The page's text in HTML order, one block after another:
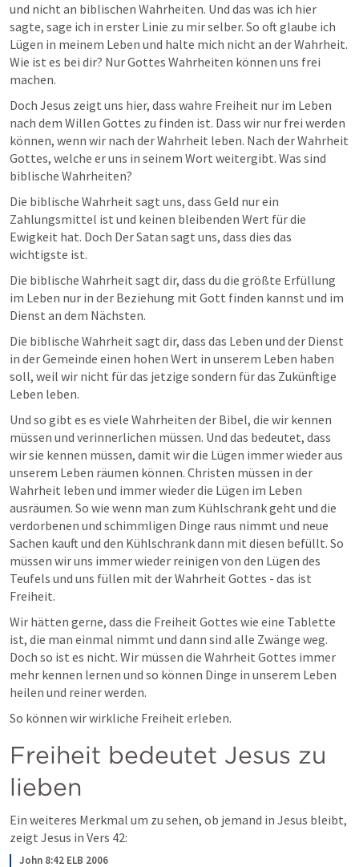
und nicht an biblischen Wahrheiten. Und das was ich hier
sagte, sage ich in erster Linie zu mir selber. So oft glaube ich
Lügen in meinem Leben und halte mich nicht an der Wahrheit.
Wie ist es bei dir? Nur Gottes Wahrheiten können uns frei
machen.
Doch Jesus zeigt uns hier, dass wahre Freiheit nur im Leben
nach dem Willen Gottes zu finden ist. Dass wir nur frei werden
können, wenn wir nach der Wahrheit leben. Nach der Wahrheit
Gottes, welche er uns in seinem Wort weitergibt. Was sind
biblische Wahrheiten?
Die biblische Wahrheit sagt uns, dass Geld nur ein
Zahlungsmittel ist und keinen bleibenden Wert für die
Ewigkeit hat. Doch Der Satan sagt uns, dass dies das
wichtigste ist.
Die biblische Wahrheit sagt dir, dass du die größte Erfüllung
im Leben nur in der Beziehung mit Gott finden kannst und im
Dienst an dem Nächsten.
Die biblische Wahrheit sagt dir, dass das Leben und der Dienst
in der Gemeinde einen hohen Wert in unserem Leben haben
soll, weil wir nicht für das jetzige sondern für das Zukünftige
Leben leben.
Und so gibt es es viele Wahrheiten der Bibel, die wir kennen
müssen und verinnerlichen müssen. Und das bedeutet, dass
wir sie kennen müssen, damit wir die Lügen immer wieder aus
unserem Leben räumen können. Christen müssen in der
Wahrheit leben und immer wieder die Lügen im Leben
ausräumen. So wie wenn man zum Kühlschrank geht und die
verdorbenen und schimmligen Dinge raus nimmt und neue
Sachen kauft und den Kühlschrank dann mit diesen befüllt. So
müssen wir uns immer wieder reinigen von den Lügen des
Teufels und uns füllen mit der Wahrheit Gottes - das ist
Freiheit.
Wir hätten gerne, dass die Freiheit Gottes wie eine Tablette
ist, die man einmal nimmt und dann sind alle Zwänge weg.
Doch so ist es nicht. Wir müssen die Wahrheit Gottes immer
mehr kennen lernen und so können Dinge in unserem Leben
heilen und reiner werden.
So können wir wirkliche Freiheit erleben.
Freiheit bedeutet Jesus zu
lieben
Ein weiteres Merkmal um zu sehen, ob jemand in Jesus bleibt,
zeigt Jesus in Vers 42:
John 8:42 ELB 2006